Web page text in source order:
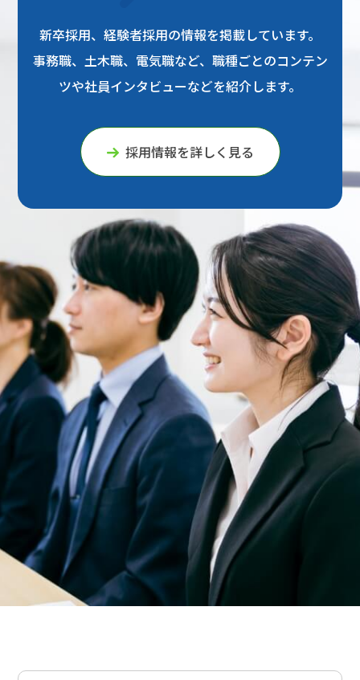
新卒採用、経験者採用の情報を掲載しています。
事務職、土木職、電気職など、職種ごとのコンテン
ツや社員インタビューなどを紹介します。
採用情報を詳しく見る